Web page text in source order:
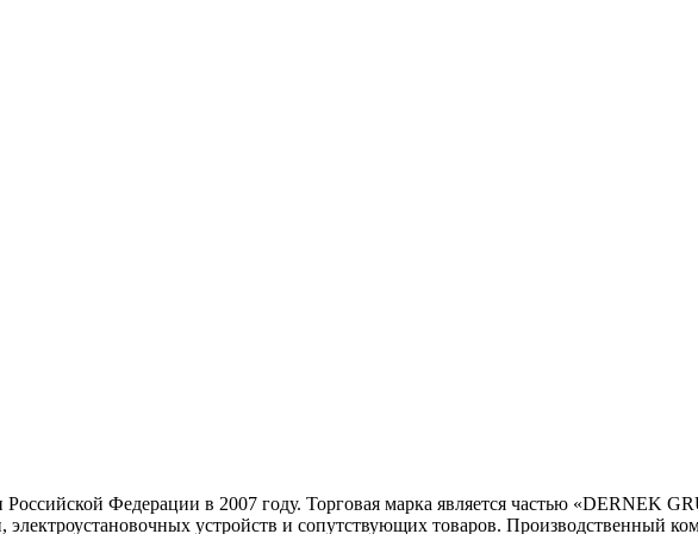
Федерации в 2007 году. Торговая марка является частью «DERNEK
электроустановочных устройств и сопутствующих товаров. Производственный